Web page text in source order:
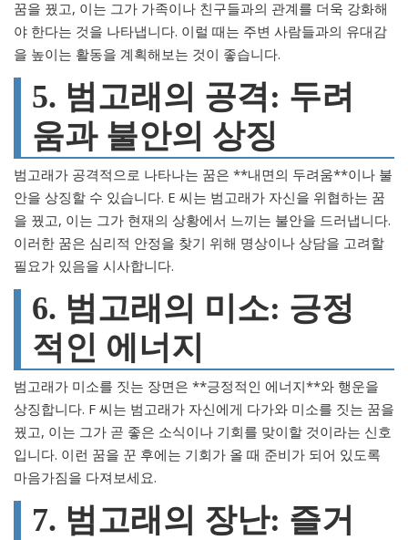
꿈을 꿨고, 이는 그가 가족이나 친구들과의 관계를 더욱 강화해
야 한다는 것을 나타냅니다. 이럴 때는 주변 사람들과의 유대감
을 높이는 활동을 계획해보는 것이 좋습니다.
5. 범고래의 공격: 두려
움과 불안의 상징
범고래가 공격적으로 나타나는 꿈은 **내면의 두려움**이나 불
안을 상징할 수 있습니다. E 씨는 범고래가 자신을 위협하는 꿈
을 꿨고, 이는 그가 현재의 상황에서 느끼는 불안을 드러냅니다.
이러한 꿈은 심리적 안정을 찾기 위해 명상이나 상담을 고려할
필요가 있음을 시사합니다.
6. 범고래의 미소: 긍정
적인 에너지
범고래가 미소를 짓는 장면은 **긍정적인 에너지**와 행운을
상징합니다. F 씨는 범고래가 자신에게 다가와 미소를 짓는 꿈을
꿨고, 이는 그가 곧 좋은 소식이나 기회를 맞이할 것이라는 신호
입니다. 이런 꿈을 꾼 후에는 기회가 올 때 준비가 되어 있도록
마음가짐을 다져보세요.
7. 범고래의 장난: 즐거